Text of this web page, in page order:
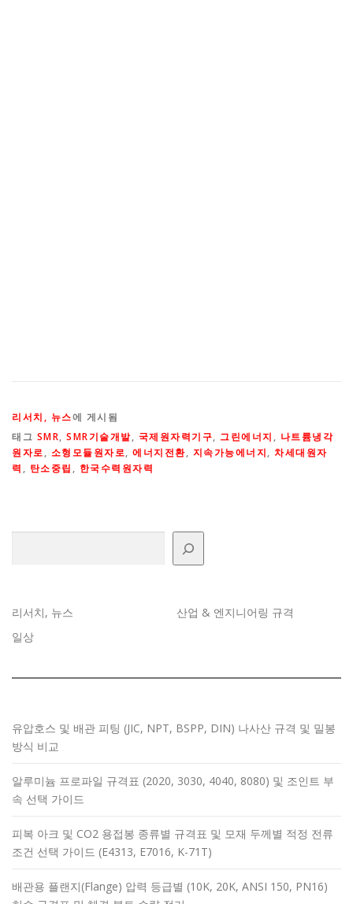
리서치, 뉴스에 게시됨
태그 SMR, SMR기술개발, 국제원자력기구, 그린에너지 , 나트륨냉각
원자로, 소형모듈원자로, 에너지전환, 지속가능에너지, 차세대원자
력 , 탄소중립 , 한국수력원자력
리서치, 뉴스
산업 & 엔지니어링 규격
일상
유압호스 및 배관 피팅 (JIC, NPT, BSPP, DIN) 나사산 규격 및 밀봉
방식 비교
알루미늄 프로파일 규격표 (2020, 3030, 4040, 8080) 및 조인트 부
속 선택 가이드
피복 아크 및 CO2 용접봉 종류별 규격표 및 모재 두께별 적정 전류
조건 선택 가이드 (E4313, E7016, K-71T)
배관용 플랜지(Flange) 압력 등급별 (10K, 20K, ANSI 150, PN16)